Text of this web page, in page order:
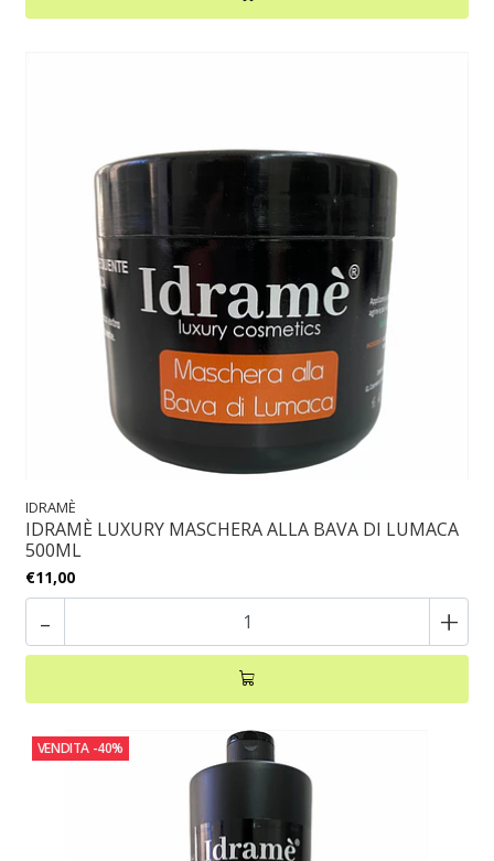
IDRAMÈ
IDRAMÈ LUXURY MASCHERA ALLA BAVA DI LUMACA
500ML
€11,00
- +
VENDITA -40%